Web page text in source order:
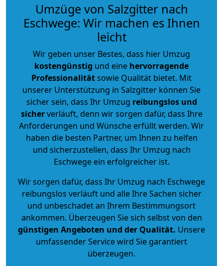
Umzüge von Salzgitter nach
Eschwege: Wir machen es Ihnen
leicht
Wir geben unser Bestes, dass hier Umzug
kostengünstig und eine hervorragende
Professionalitätsowie Qualität bietet. Mit
unserer Unterstützung in Salzgitter können Sie
sicher sein, dass Ihr Umzug reibungslos und
sicherverläuft, denn wir sorgen dafür, dass Ihre
Anforderungen und Wünsche erfüllt werden. Wir
haben die besten Partner, um Ihnen zu helfen
und sicherzustellen, dass Ihr Umzug nach
Eschwege ein erfolgreicher ist.
Wir sorgen dafür, dass Ihr Umzug nach Eschwege
reibungslos verläuft und alle Ihre Sachen sicher
und unbeschadet an Ihrem Bestimmungsort
ankommen. Überzeugen Sie sich selbst von den
günstigen Angeboten und der Qualität. Unsere
umfassender Service wird Sie garantiert
überzeugen.